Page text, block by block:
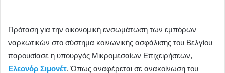
Πρόταση για την οικονομική ενσωμάτωση των εμπόρων
ναρκωτικών στο σύστημα κοινωνικής ασφάλισης του Βελγίου
παρουσίασε η υπουργός Μικρομεσαίων Επιχειρήσεων,
Ελεονόρ Σιμονέτ. Όπως αναφέρεται σε ανακοίνωση του